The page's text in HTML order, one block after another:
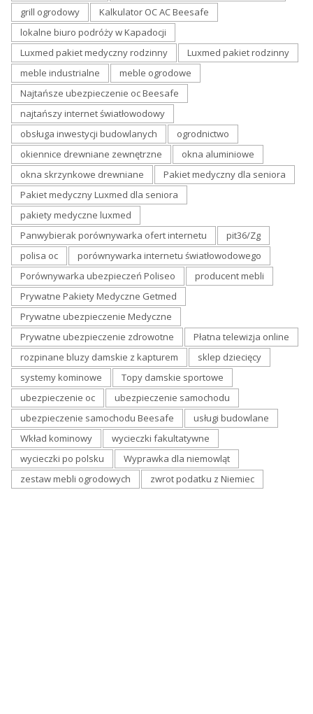
grill ogrodowy
Kalkulator OC AC Beesafe
lokalne biuro podróży w Kapadocji
Luxmed pakiet medyczny rodzinny
Luxmed pakiet rodzinny
meble industrialne
meble ogrodowe
Najtańsze ubezpieczenie oc Beesafe
najtańszy internet światłowodowy
obsługa inwestycji budowlanych
ogrodnictwo
okiennice drewniane zewnętrzne
okna aluminiowe
okna skrzynkowe drewniane
Pakiet medyczny dla seniora
Pakiet medyczny Luxmed dla seniora
pakiety medyczne luxmed
Panwybierak porównywarka ofert internetu
pit36/Zg
polisa oc
porównywarka internetu światłowodowego
Porównywarka ubezpieczeń Poliseo
producent mebli
Prywatne Pakiety Medyczne Getmed
Prywatne ubezpieczenie Medyczne
Prywatne ubezpieczenie zdrowotne
Płatna telewizja online
rozpinane bluzy damskie z kapturem
sklep dziecięcy
systemy kominowe
Topy damskie sportowe
ubezpieczenie oc
ubezpieczenie samochodu
ubezpieczenie samochodu Beesafe
usługi budowlane
Wkład kominowy
wycieczki fakultatywne
wycieczki po polsku
Wyprawka dla niemowląt
zestaw mebli ogrodowych
zwrot podatku z Niemiec